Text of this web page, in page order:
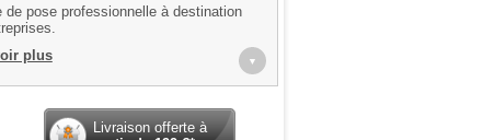
de pose professionnelle à destination
plus
▼
Livraison offerte à